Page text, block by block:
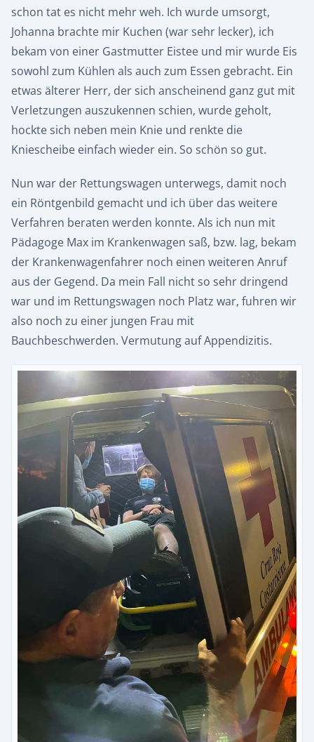
schon tat es nicht mehr weh. Ich wurde umsorgt,
Johanna brachte mir Kuchen (war sehr lecker), ich
bekam von einer Gastmutter Eistee und mir wurde Eis
sowohl zum Kühlen als auch zum Essen gebracht. Ein
etwas älterer Herr, der sich anscheinend ganz gut mit
Verletzungen auszukennen schien, wurde geholt,
hockte sich neben mein Knie und renkte die
Kniescheibe einfach wieder ein. So schön so gut.
Nun war der Rettungswagen unterwegs, damit noch
ein Röntgenbild gemacht und ich über das weitere
Verfahren beraten werden konnte. Als ich nun mit
Pädagoge Max im Krankenwagen saß, bzw. lag, bekam
der Krankenwagenfahrer noch einen weiteren Anruf
aus der Gegend. Da mein Fall nicht so sehr dringend
war und im Rettungswagen noch Platz war, fuhren wir
also noch zu einer jungen Frau mit
Bauchbeschwerden. Vermutung auf Appendizitis.